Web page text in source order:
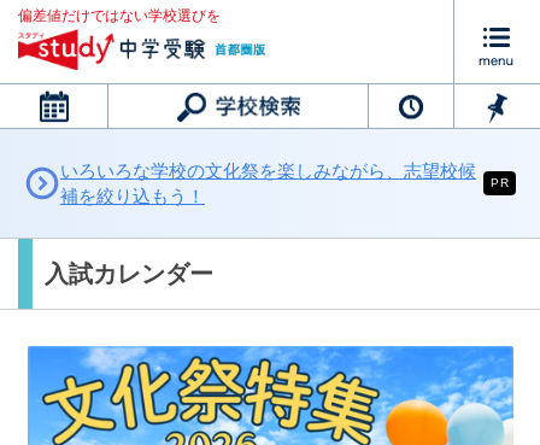
偏差値だけではない学校選びを
カレンダー
いろいろな学校の文化祭を楽しみながら、志望校候
補を絞り込もう！
PR
入試カレンダー